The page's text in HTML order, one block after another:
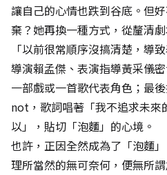
讓自己的心情也跌到谷底。但
棄？她再換一種方式，從釐清
「以前很常順序沒搞清楚，導
導演賴孟傑、表演指導黃采儀
一部戲或一首歌代表角色；最
not，歌詞唱著「我不追求未來
以」，貼切「泡麵」的心境。
也許，正因全然成為了「泡麵
理所當然的無可奈何，便無所